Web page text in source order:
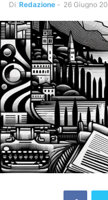
Di Redazione - 26 Giugno